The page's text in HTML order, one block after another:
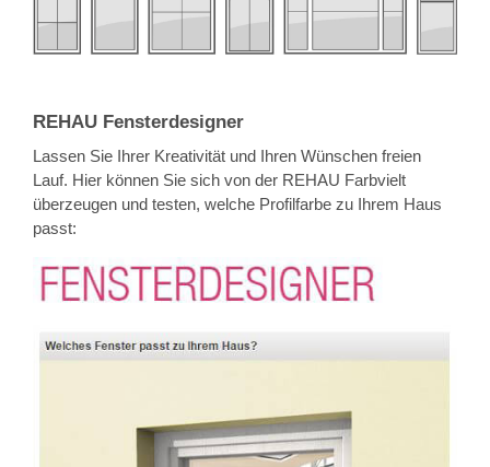
REHAU Fensterdesigner
Lassen Sie Ihrer Kreativität und Ihren Wünschen freien
Lauf. Hier können Sie sich von der REHAU Farbvielt
überzeugen und testen, welche Profilfarbe zu Ihrem Haus
passt: